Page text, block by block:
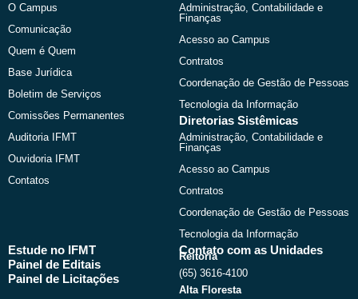
o
k
O Campus
Comunicação
Quem é Quem
Base Jurídica
Boletim de Serviços
Comissões Permanentes
Auditoria IFMT
Ouvidoria IFMT
Contatos
Administração, Contabilidade e
Finanças
Acesso ao Campus
Contratos
Coordenação de Gestão de Pessoas
Tecnologia da Informação
Diretorias Sistêmicas
Administração, Contabilidade e
Finanças
Acesso ao Campus
Contratos
Coordenação de Gestão de Pessoas
Tecnologia da Informação
Estude no IFMT
Painel de Editais
Painel de Licitações
Contato com as Unidades
Reitoria
(65) 3616-4100
Alta Floresta